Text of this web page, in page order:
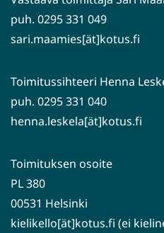
puh. 0295 331 049
sari.maamies[ät]kotus.fi
Toimitussihteeri Henna
puh. 0295 331 040
henna.leskela[ät]kotus.fi
Toimituksen osoite
PL 380
00531 Helsinki
kielikello[ät]kotus.fi (ei